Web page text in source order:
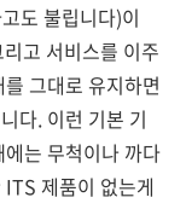
도 불립니다)이
고 서비스를 이주
그대로 유지하면
다. 이런 기본 기
는 무척이나 까다
제품이 없는게